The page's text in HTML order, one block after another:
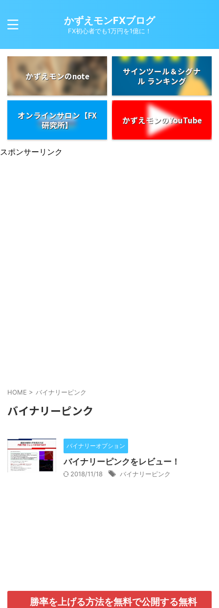
かずえモンFXブログ
FX初心者でも1万円を1億に！
かずえモンのnote
サインツール＆シグナ
ル ランキング
オンラインサロン【FX
研究所】
かずえモンのYouTube
スポンサーリンク
HOME > バイナリーピンク
バイナリーピンク
バイナリーオプション
バイナリーピンクをレビュー！
2018/11/18 バイナリーピンク
勝率を上げる方法を無料で公開する無料